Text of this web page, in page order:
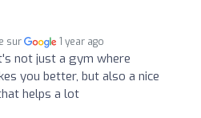
sur 1 year ago
not just a gym where
you better, but also a nice
helps a lot